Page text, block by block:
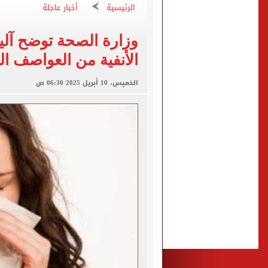
الأهلى يقسو على النجوم
التموين والزراعة وجهاز مستقبل
البنك المركزى: ارتفاع الاحتياطى الأجنبى لـ
29 ألف طالب سجلوا رغباتهم fتنسيق المرحلة الأولى للقبول بالجامعات حتى الآن
الرئيسية أخبار عاجلة
وزارة الصحة توضح
الأنفية من العواصف
الخميس، 10 أبريل 2025 06:30 ص